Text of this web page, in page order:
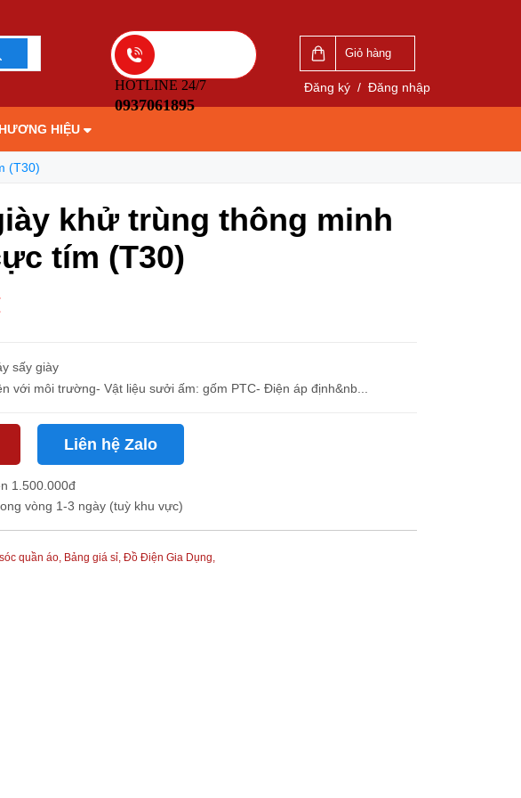
HOTLINE 24/7
0937061895
Giỏ hàng
Đăng ký / Đăng nhập
HIỆU
(T30)
khử trùng thông minh
tím (T30)
sấy giày
với môi trường- Vật liệu sưởi ấm: gốm PTC- Điện áp định&nb...
Liên hệ Zalo
1.500.000đ
vòng 1-3 ngày (tuỳ khu vực)
quần áo, Bảng giá sỉ, Đồ Điện Gia Dụng,
0937061895 0937061895